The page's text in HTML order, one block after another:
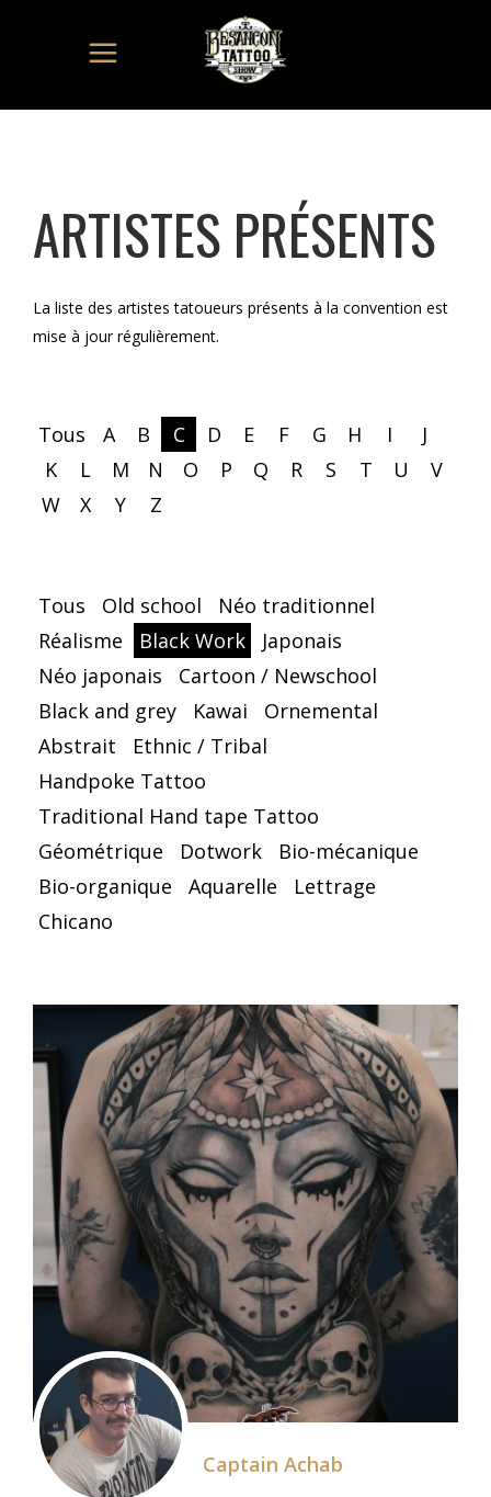
ARTISTES PRÉSENTS
La liste des artistes tatoueurs présents à la convention est
mise à jour régulièrement.
Tous A B C D E F G H I
J
K
L M N O P Q R S T U
V
W
X Y Z
Tous Old school
Néo traditionnel
Réalisme
Black Work
Japonais
Néo japonais
Cartoon / Newschool
Black and grey
Kawai
Ornemental
Abstrait
Ethnic / Tribal
Handpoke Tattoo
Traditional Hand tape Tattoo
Géométrique
Dotwork
Bio-mécanique
Bio-organique
Aquarelle
Lettrage
Chicano
Captain Achab